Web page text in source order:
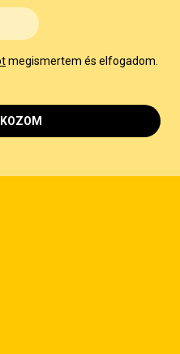
megismertem és elfogadom.